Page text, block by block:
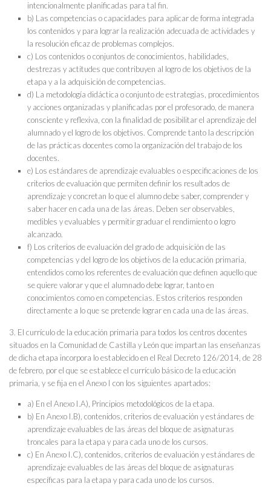
intencionalmente planificadas para tal fin.
b) Las competencias o capacidades para aplicar de forma integrada
los contenidos y para lograr la realización adecuada de actividades y
la resolución eficaz de problemas complejos.
c) Los contenidos o conjuntos de conocimientos, habilidades,
destrezas y actitudes que contribuyen al logro de los objetivos de la
etapa y a la adquisición de competencias.
d) La metodología didáctica o conjunto de estrategias, procedimientos
y acciones organizadas y planificadas por el profesorado, de manera
consciente y reflexiva, con la finalidad de posibilitar el aprendizaje del
alumnado y el logro de los objetivos. Comprende tanto la descripción
de las prácticas docentes como la organización del trabajo de los
docentes.
e) Los estándares de aprendizaje evaluables o especificaciones de los
criterios de evaluación que permiten definir los resultados de
aprendizaje y concretan lo que el alumno debe saber, comprender y
saber hacer en cada una de las áreas. Deben ser observables,
medibles y evaluables y permitir graduar el rendimiento o logro
alcanzado.
f) Los criterios de evaluación del grado de adquisición de las
competencias y del logro de los objetivos de la educación primaria,
entendidos como los referentes de evaluación que definen aquello que
se quiere valorar y que el alumnado debe lograr, tanto en
conocimientos como en competencias. Estos criterios responden
directamente a lo que se pretende lograr en cada una de las áreas.
3. El currículo de la educación primaria para todos los centros docentes
situados en la Comunidad de Castilla y León que impartan las enseñanzas
de dicha etapa incorpora lo establecido en el Real Decreto 126/2014, de 28
de febrero, por el que se establece el currículo básico de la educación
primaria, y se fija en el Anexo I con los siguientes apartados:
a) En el Anexo I.A), Principios metodológicos de la etapa.
b) En Anexo I.B), contenidos, criterios de evaluación y estándares de
aprendizaje evaluables de las áreas del bloque de asignaturas
troncales para la etapa y para cada uno de los cursos.
c) En Anexo I.C), contenidos, criterios de evaluación y estándares de
aprendizaje evaluables de las áreas del bloque de asignaturas
específicas para la etapa y para cada uno de los cursos.